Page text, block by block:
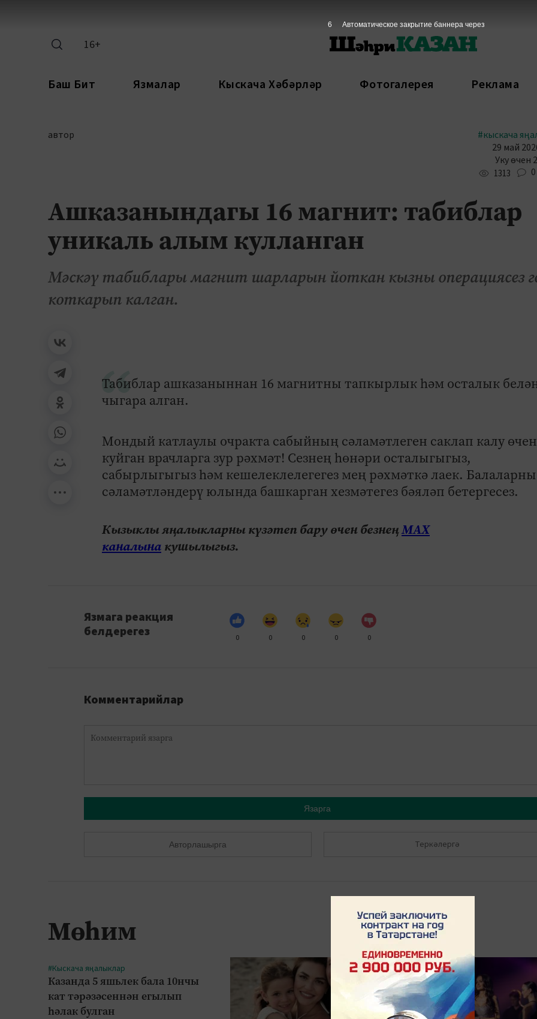
16+
Баш Бит Язмалар Кыскача Хәбәрләр Фотогалерея Реклама
автор
#кыскача
29 май
Уку өчен
1313 0
Ашказанындагы 16 магнит: табиблар
уникаль алым кулланган
Мәскәү табиблары магнит шарларын йоткан кызны операциясез
коткарып калган.
Табиблар ашказаныннан 16 магнитны тапкырлык һәм осталык
чыгара алган.
Мондый катлаулы очракта сабыйның сәламәтлеген саклап калу
куйган врачларга зур рәхмәт! Сезнең һөнәри осталыгыгыз,
сабырлыгыгыз һәм кешелеклелегегез мең рәхмәткә лаек. Балаларны
сәламәтләндерү юлында башкарган хезмәтегез бәяләп бетергесез.
Кызыклы яңалыкларны күзәтеп бару өчен безнеңМАХ
каналына кушылыгыз.
Язмага реакция
белдерегез
0 0 0 0 0
Комментарийлар
Язарга
Авторлашырга Теркәлергә
Мөһим
#Кыскача яңалыклар
Казанда 5 яшьлек бала 10нчы
кат тәрәзәсеннән егылып
һәлак булган
5 Автоматическое закрытие баннера через